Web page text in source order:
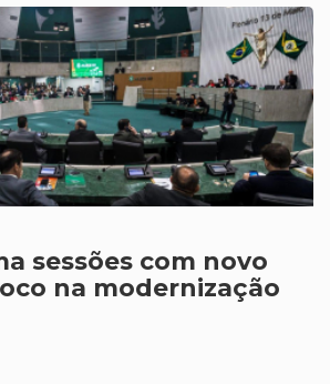
sessões com novo
na modernização